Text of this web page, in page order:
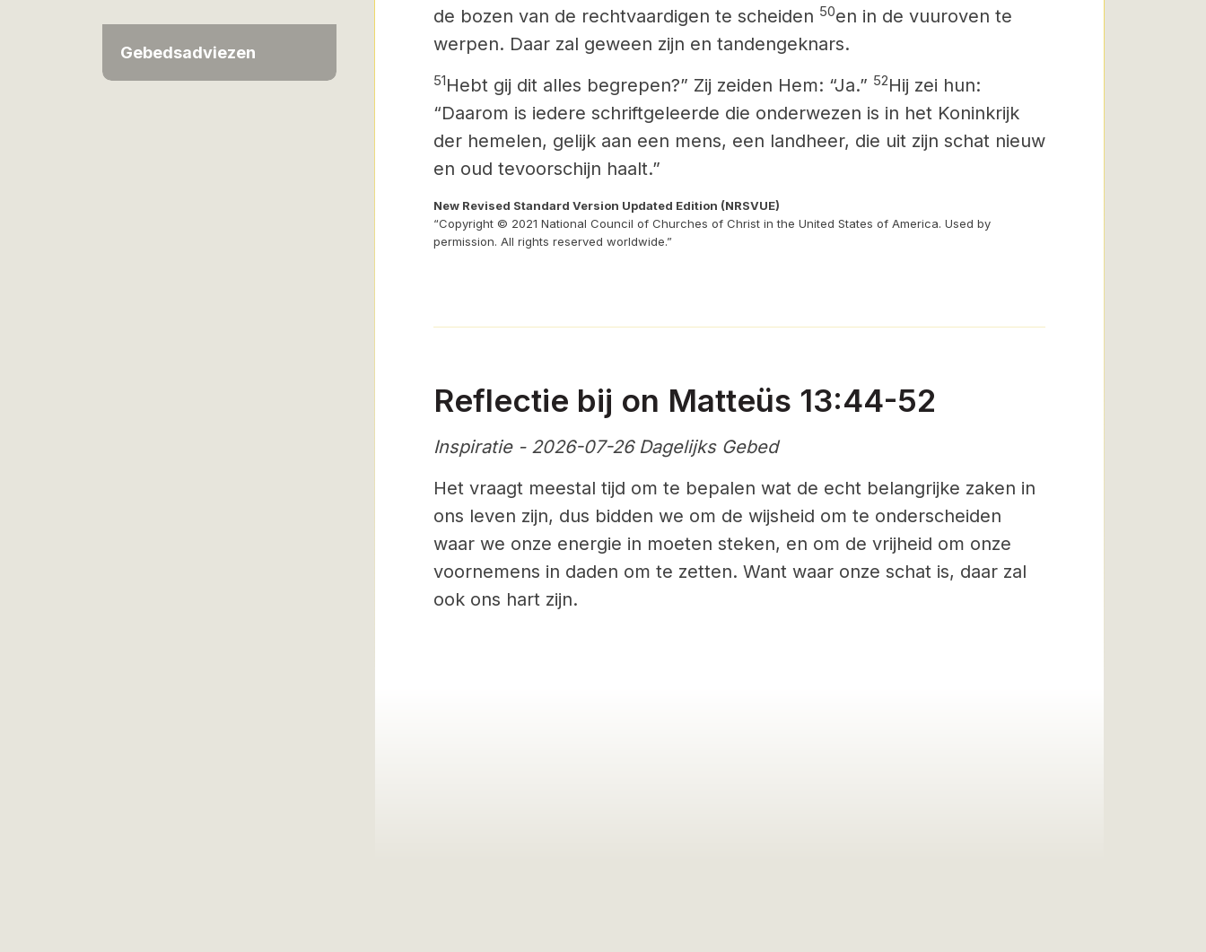
Gebedsadviezen
de bozen van de rechtvaardigen te scheiden 50en in de vuuroven te
werpen. Daar zal geween zijn en tandengeknars.
51Hebt gij dit alles begrepen?” Zij zeiden Hem: “Ja.” 52Hij zei hun:
“Daarom is iedere schriftgeleerde die onderwezen is in het Koninkrijk
der hemelen, gelijk aan een mens, een landheer, die uit zijn schat nieuw
en oud tevoorschijn haalt.”
New Revised Standard Version Updated Edition (NRSVUE)
“Copyright © 2021 National Council of Churches of Christ in the United States of America. Used by
permission. All rights reserved worldwide.”
Reflectie bij on Matteüs 13:44-52
Inspiratie - 2026-07-26 Dagelijks Gebed
Het vraagt meestal tijd om te bepalen wat de echt belangrijke zaken in
ons leven zijn, dus bidden we om de wijsheid om te onderscheiden
waar we onze energie in moeten steken, en om de vrijheid om onze
voornemens in daden om te zetten. Want waar onze schat is, daar zal
ook ons hart zijn.